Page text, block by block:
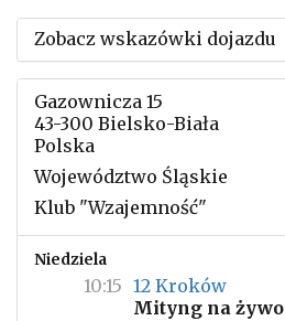
Zobacz wskazówki dojazdu
Gazownicza 15
43-300 Bielsko-Biała
Polska
Województwo Śląskie
Klub "Wzajemność"
Niedziela
10:15 12 Kroków
Mityng na żywo